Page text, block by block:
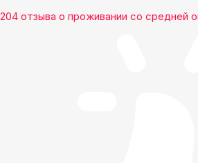
204 отзыва о проживании со средней